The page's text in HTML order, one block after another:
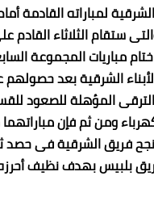
لمباراته القادمة
ستقام الثلاثاء
مباريات المجموعة
الشرقية بعد
المؤهلة للصعود
ومن ثم فإن
فريق الشرقية فى حصد
بلبيس بهدف نظيف